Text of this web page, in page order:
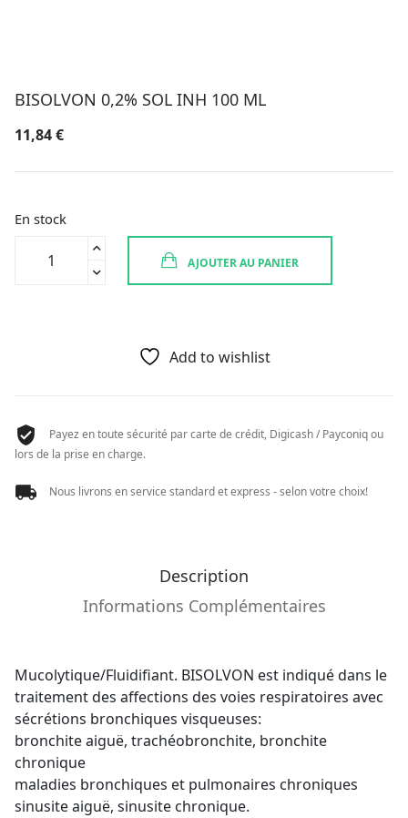
BISOLVON 0,2% SOL INH 100 ML
11,84€
En stock
AJOUTER AU PANIER
Add to wishlist
Payez en toute sécurité par carte de crédit, Digicash / Payconiq ou
lors de la prise en charge.
Nous livrons en service standard et express - selon votre choix!
Description
Informations Complémentaires
Mucolytique/Fluidifiant. BISOLVON est indiqué dans le
traitement des affections des voies respiratoires avec
sécrétions bronchiques visqueuses:
bronchite aiguë, trachéobronchite, bronchite
chronique
maladies bronchiques et pulmonaires chroniques
sinusite aiguë, sinusite chronique.